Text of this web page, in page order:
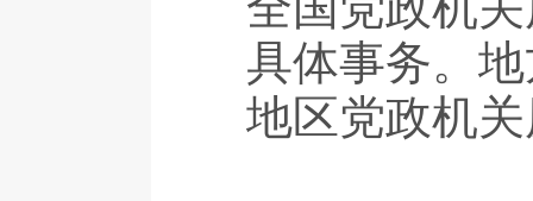
具体事务。
地区党政机